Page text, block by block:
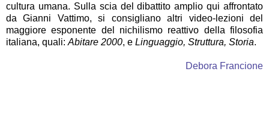
cultura umana. Sulla scia del dibattito amplio qui affrontato
da Gianni Vattimo, si consigliano altri video-lezioni del
maggiore esponente del nichilismo reattivo della filosofia
italiana, quali: Abitare 2000, e Linguaggio, Struttura, Storia.
Debora Francione